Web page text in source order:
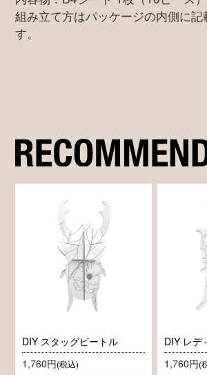
組み立て方はパッケージの内側に記
す。
DIY スタッグビートル
1,760円(税込)
DIY レデ
1,760円(